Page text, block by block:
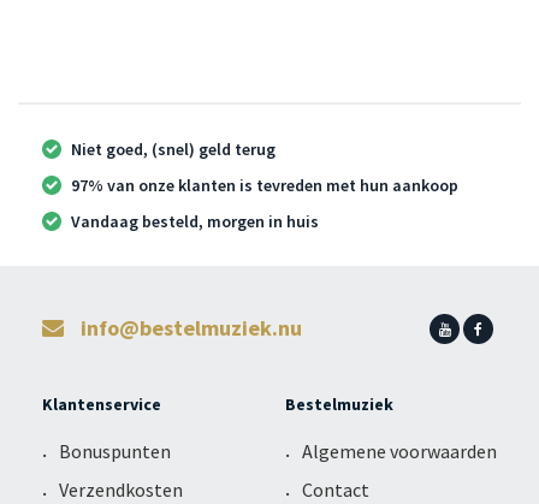
Niet goed, (snel) geld terug
97% van onze klanten is tevreden met hun aankoop
Vandaag besteld, morgen in huis
info@bestelmuziek.nu
Klantenservice
Bonuspunten
Verzendkosten
Bestelmuziek
Algemene voorwaarden
Contact